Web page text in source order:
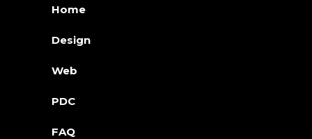
Home
Design
Web
PDC
FAQ